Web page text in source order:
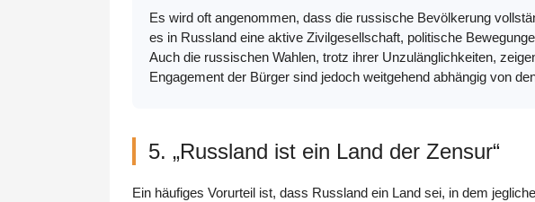
Es wird oft angenommen, dass die russische Bevölkerung
es in Russland eine aktive Zivilgesellschaft, politische
Auch die russischen Wahlen, trotz ihrer Unzulänglichkeiten,
Engagement der Bürger sind jedoch weitgehend abhängig von
5. „Russland ist ein Land der Zensur“
Ein häufiges Vorurteil ist, dass Russland ein Land sei, in dem